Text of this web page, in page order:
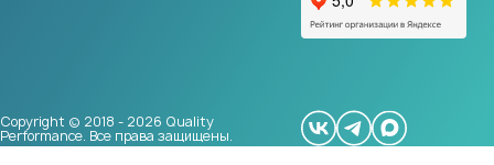
Copyright © 2018 - 2026 Quality
Performance. Все права защищены.